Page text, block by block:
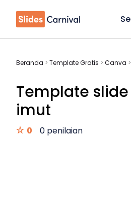
Beranda > Template Gratis > Canva >
Template
imut
0 0 penilaian